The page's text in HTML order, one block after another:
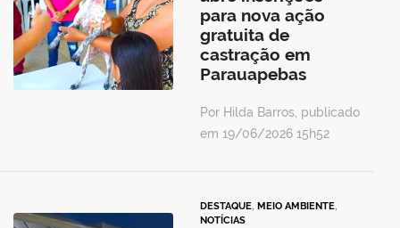
para nova ação
gratuita de
castração em
Parauapebas
Por Hilda Barros, publicado
em 19/06/2026 15h52
DESTAQUE, MEIO AMBIENTE,
NOTÍCIAS